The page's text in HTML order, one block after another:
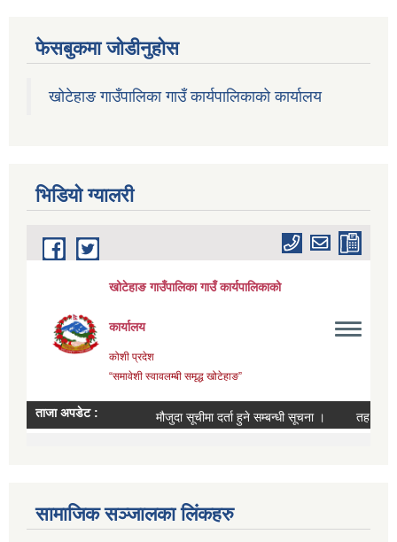
फेसबुकमा जोडीनुहोस
खोटेहाङ गाउँपालिका गाउँ कार्यपालिकाको कार्यालय
भिडियाे ग्यालरी
सामाजिक सञ्जालका लिंकहरु